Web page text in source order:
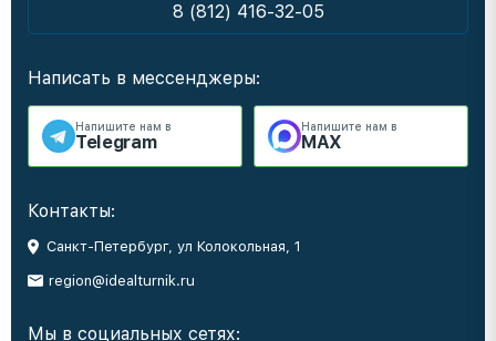
8 (812) 416-32-05
Написать в мессенджеры:
Напишите нам в
Telegram
Напишите нам в
MAX
Контакты:
Санкт-Петербург, ул Колокольная, 1
region@idealturnik.ru
Мы в социальных сетях: